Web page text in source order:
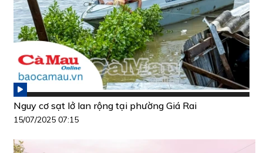
Nguy cơ sạt lở lan rộng tại phường Giá Rai
15/07/2025 07:15